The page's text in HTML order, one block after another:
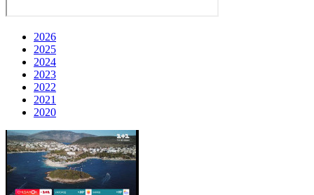
2026
2025
2024
2023
2022
2021
2020